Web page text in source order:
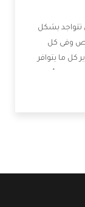
تتواجد بشكل
وفى كل
كل ما يتوافر
أقوى